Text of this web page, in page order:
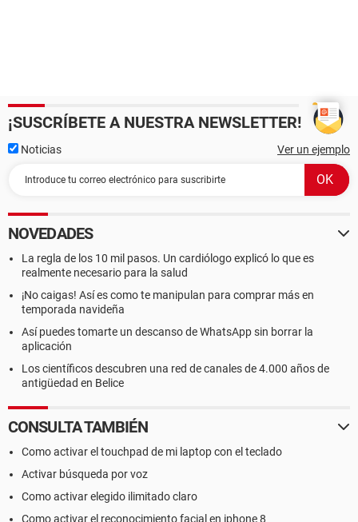
¡SUSCRÍBETE A NUESTRA NEWSLETTER!
Noticias Ver un ejemplo
NOVEDADES
La regla de los 10 mil pasos. Un cardiólogo explicó lo que es
realmente necesario para la salud
¡No caigas! Así es como te manipulan para comprar más en
temporada navideña
Así puedes tomarte un descanso de WhatsApp sin borrar la
aplicación
Los científicos descubren una red de canales de 4.000 años de
antigüedad en Belice
CONSULTA TAMBIÉN
Como activar el touchpad de mi laptop con el teclado
Activar búsqueda por voz
Como activar elegido ilimitado claro
Como activar el reconocimiento facial en iphone 8